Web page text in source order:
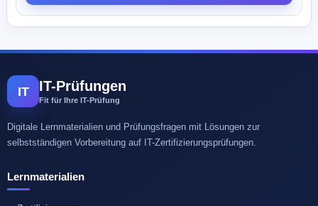
IT IT-Prüfungen
Fit für Ihre IT-Prüfung
Digitale Lernmaterialien und Prüfungsfragen mit Lösungen zur
selbstständigen Vorbereitung auf IT-Zertifizierungsprüfungen.
Lernmaterialien